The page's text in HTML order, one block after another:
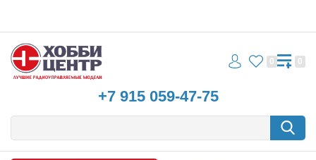
+7 915 059-47-75
0 0